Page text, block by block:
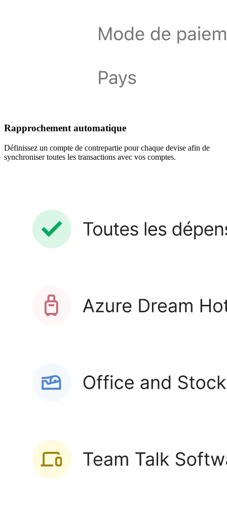
Rapprochement automatique
Définissez un compte de contrepartie pour chaque devise afin de
synchroniser toutes les transactions avec vos comptes.